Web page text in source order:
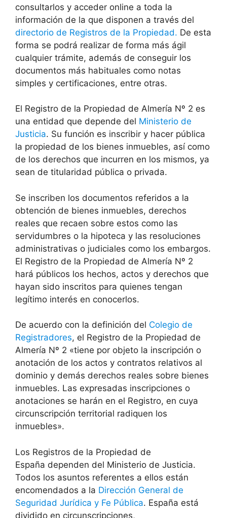
consultarlos y acceder online a toda la
información de la que disponen a través del
directorio de Registros de la Propiedad. De esta
forma se podrá realizar de forma más ágil
cualquier trámite, además de conseguir los
documentos más habituales como notas
simples y certificaciones, entre otras.
El Registro de la Propiedad de Almería Nº 2 es
una entidad que depende del Ministerio de
Justicia. Su función es inscribir y hacer pública
la propiedad de los bienes inmuebles, así como
de los derechos que incurren en los mismos, ya
sean de titularidad pública o privada.
Se inscriben los documentos referidos a la
obtención de bienes inmuebles, derechos
reales que recaen sobre estos como las
servidumbres o la hipoteca y las resoluciones
administrativas o judiciales como los embargos.
El Registro de la Propiedad de Almería Nº 2
hará públicos los hechos, actos y derechos que
hayan sido inscritos para quienes tengan
legítimo interés en conocerlos.
De acuerdo con la definición del Colegio de
Registradores, el Registro de la Propiedad de
Almería Nº 2 «tiene por objeto la inscripción o
anotación de los actos y contratos relativos al
dominio y demás derechos reales sobre bienes
inmuebles. Las expresadas inscripciones o
anotaciones se harán en el Registro, en cuya
circunscripción territorial radiquen los
inmuebles».
Los Registros de la Propiedad de
España dependen del Ministerio de Justicia.
Todos los asuntos referentes a ellos están
encomendados a la Dirección General de
Seguridad Jurídica y Fe Pública. España está
dividido en circunscripciones,